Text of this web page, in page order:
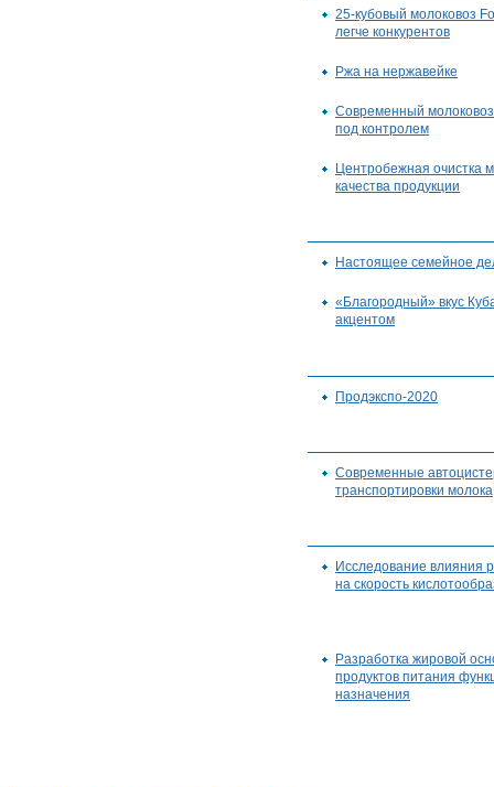
25-кубовый молоковоз
легче конкурентов
Ржа на нержавейке
Современный
под контролем
Центробежная очистка
качества продукции
Настоящее семейное
«Благородный» вкус
акцентом
Продэкспо-2020
Современные
транспортировки молока
Исследование влияния
на скорость
Разработка жировой
продуктов питания
назначения